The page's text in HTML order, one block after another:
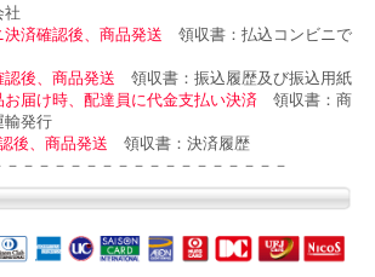
社
決済確認後、商品発送領収書：払込コンビニで
認後、商品発送領収書：振込履歴及び振込用紙
お届け時、配達員に代金支払い決済領収書：商
輸発行
後、商品発送領収書：決済履歴
－－－－－－－－－－－－－－－－－